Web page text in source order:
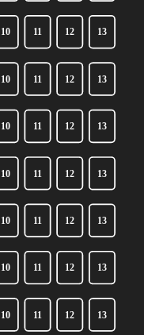
10 11 12 13
10 11 12 13
10 11 12 13
10 11 12 13
10 11 12 13
10 11 12 13
10 11 12 13